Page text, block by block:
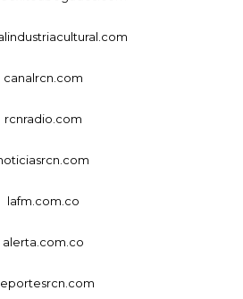
canalrcn.com
rcnradio.com
lafm.com.co
alerta.com.co